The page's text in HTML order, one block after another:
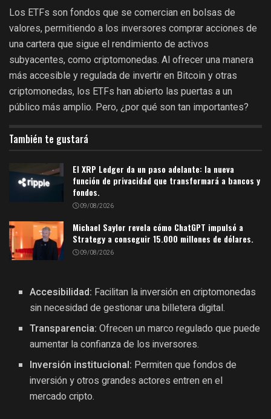
Los ETFs son fondos que se comercian en bolsas de
valores, permitiendo a los inversores comprar acciones de
una cartera que sigue el rendimiento de activos
subyacentes, como criptomonedas. Al ofrecer una manera
más accesible y regulada de invertir en Bitcoin y otras
criptomonedas, los ETFs han abierto las puertas a un
público más amplio. Pero, ¿por qué son tan importantes?
También te gustará
El XRP Ledger da un paso adelante: la nueva
función de privacidad que transformará a bancos y
fondos.
09/08/2026
Michael Saylor revela cómo ChatGPT impulsó a
Strategy a conseguir 15.000 millones de dólares.
09/08/2026
Accesibilidad: Facilitan la inversión en criptomonedas
sin necesidad de gestionar una billetera digital.
Transparencia: Ofrecen un marco regulado que puede
aumentar la confianza de los inversores.
Inversión institucional: Permiten que fondos de
inversión y otros grandes actores entren en el
mercado cripto.